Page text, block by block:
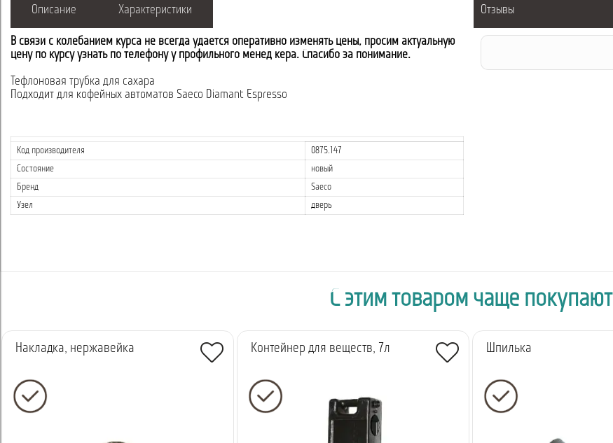
Описание Характеристики
В связи с колебанием курса не всегда удается оперативно изменять цены, просим актуальную
цену по курсу узнать по телефону у профильного менеджера. Спасибо за понимание.
Тефлоновая трубка для сахара
Подходит для кофейных автоматов Saeco Diamant Espresso
Код производителя
0875.147
Состояние
новый
Бренд
Saeco
Узел
дверь
Отзывы
С этим товаром чаще покупают
Накладка, нержавейка Контейнер для веществ, 7л Шпилька